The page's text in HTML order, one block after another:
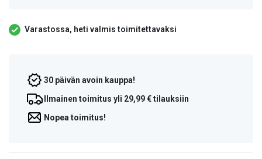
Varastossa, heti valmis toimitettavaksi
30 päivän avoin kauppa!
Ilmainen toimitus yli 29,99 € tilauksiin
Nopea toimitus!